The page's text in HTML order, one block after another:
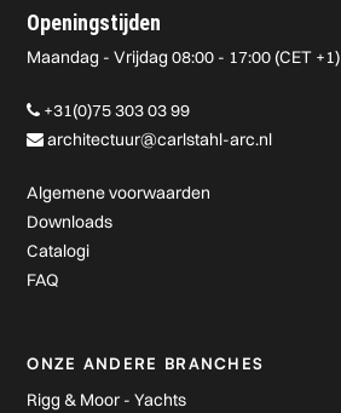
Openingstijden
Maandag - Vrijdag 08:00 - 17:00 (CET +1)
+31(0)75 303 03 99
architectuur@carlstahl-arc.nl
Algemene voorwaarden
Downloads
Catalogi
FAQ
ONZE ANDERE BRANCHES
Rigg & Moor - Yachts